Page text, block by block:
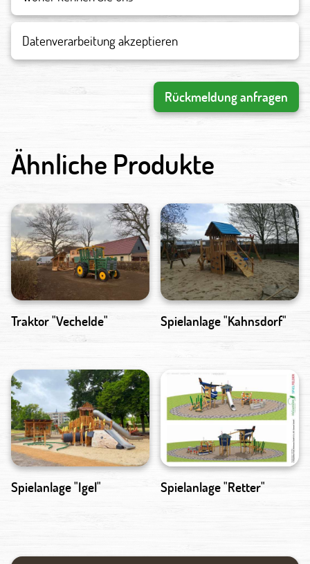
Datenverarbeitung akzeptieren
Rückmeldung anfragen
Ähnliche Produkte
Traktor "Vechelde" Spielanlage "Kahnsdorf"
Spielanlage "Igel" Spielanlage "Retter"